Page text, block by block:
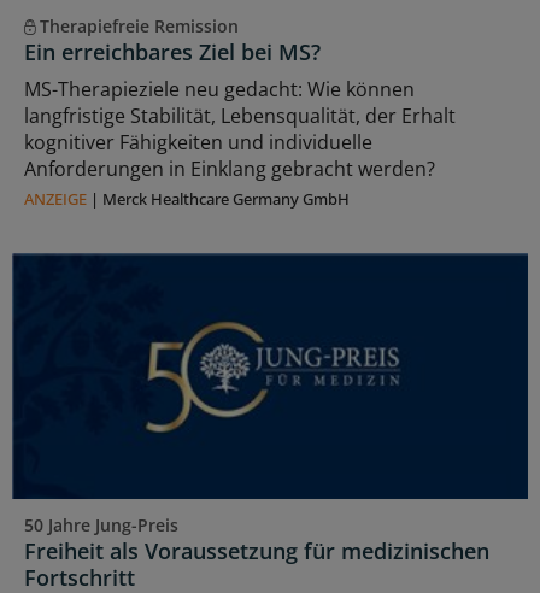
Therapiefreie Remission
Ein erreichbares Ziel bei MS?
MS-Therapieziele neu gedacht: Wie können
langfristige Stabilität, Lebensqualität, der Erhalt
kognitiver Fähigkeiten und individuelle
Anforderungen in Einklang gebracht werden?
ANZEIGE | Merck Healthcare Germany GmbH
50 Jahre Jung-Preis
Freiheit als Voraussetzung für medizinischen
Fortschritt